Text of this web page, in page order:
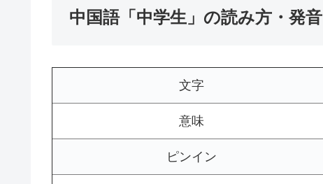
中国語「中学生」の読み方・発音
文字
意味
ピンイン